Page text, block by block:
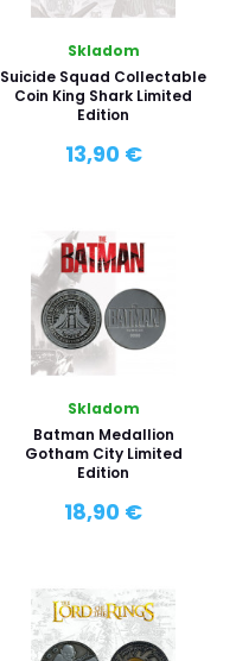
Skladom
Suicide Squad Collectable
Coin King Shark Limited
Edition
13,90 €
Skladom
Batman Medallion
Gotham City Limited
Edition
18,90 €